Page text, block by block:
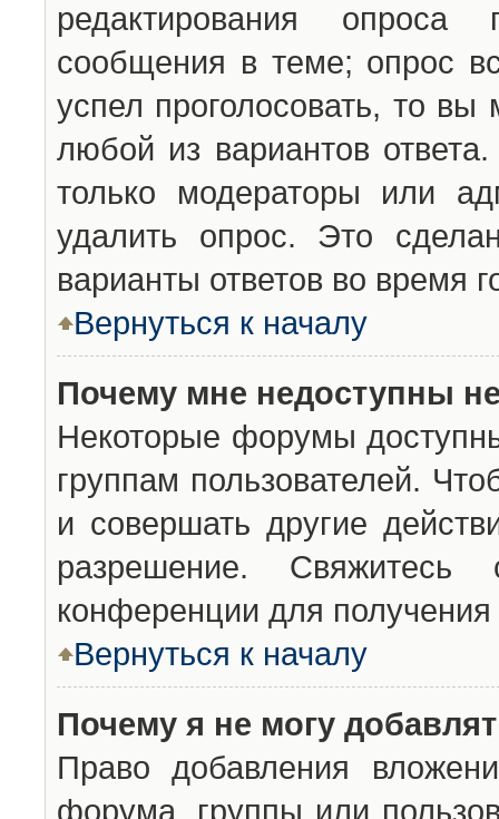
редактирования опроса
сообщения в теме; опрос
успел проголосовать, то вы
любой из вариантов
только модераторы или
удалить опрос. Это
варианты ответов во время
Вернуться к началу
Почему мне недоступны
Некоторые форумы
группам пользователей.
и совершать другие
разрешение. Свяжитесь
конференции для получения
Вернуться к началу
Почему я не могу
Право добавления
форума, группы или